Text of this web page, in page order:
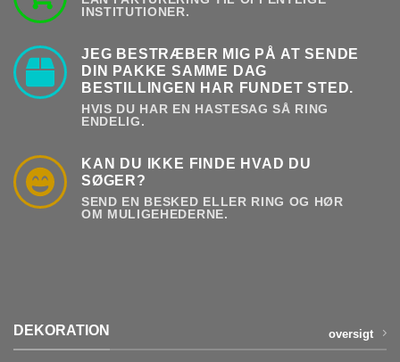
INSTITUTIONER.
JEG BESTRÆBER MIG PÅ AT SENDE
DIN PAKKE SAMME DAG
BESTILLINGEN HAR FUNDET STED.
HVIS DU HAR EN HASTESAG SÅ RING
ENDELIG.
KAN DU IKKE FINDE HVAD DU
SØGER?
SEND EN BESKED ELLER RING OG HØR
OM MULIGEHEDERNE.
DEKORATION oversigt